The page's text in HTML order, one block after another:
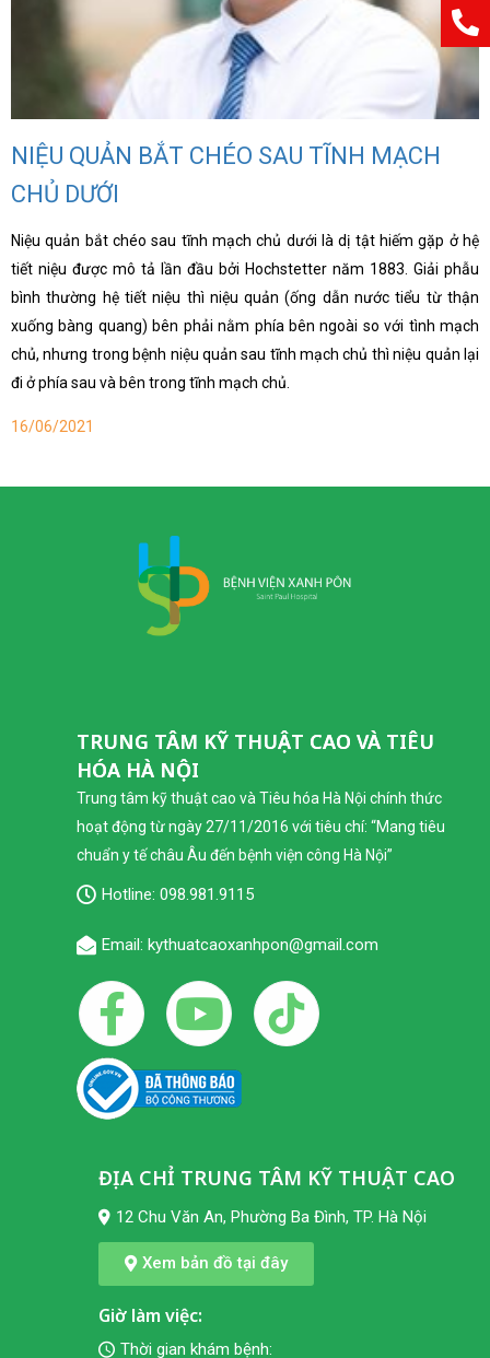
NIỆU QUẢN BẮT CHÉO SAU TĨNH MẠCH
CHỦ DƯỚI
Niệu quản bắt chéo sau tĩnh mạch chủ dưới là dị tật hiếm gặp ở hệ
tiết niệu được mô tả lần đầu bởi Hochstetter năm 1883. Giải phẫu
bình thường hệ tiết niệu thì niệu quản (ống dẫn nước tiểu từ thận
xuống bàng quang) bên phải nằm phía bên ngoài so với tình mạch
chủ, nhưng trong bệnh niệu quản sau tĩnh mạch chủ thì niệu quản lại
đi ở phía sau và bên trong tĩnh mạch chủ.
16/06/2021
TRUNG TÂM KỸ THUẬT CAO VÀ TIÊU
HÓA HÀ NỘI
Trung tâm kỹ thuật cao và Tiêu hóa Hà Nội chính thức
hoạt động từ ngày 27/11/2016 với tiêu chí: “Mang tiêu
chuẩn y tế châu Âu đến bệnh viện công Hà Nội”
Hotline: 098.981.9115
Email: kythuatcaoxanhpon@gmail.com
ĐỊA CHỈ TRUNG TÂM KỸ THUẬT CAO
12 Chu Văn An, Phường Ba Đình, TP. Hà Nội
Xem bản đồ tại đây
Giờ làm việc:
Thời gian khám bệnh: